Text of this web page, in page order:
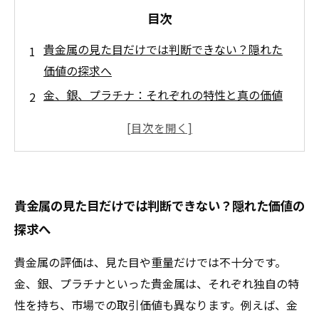
目次
貴金属の見た目だけでは判断できない？隠れた
価値の探求へ
金、銀、プラチナ：それぞれの特性と真の価値
市場の変動に隠された貴金属の価値を理解しよ
貴金属を売る際に知っておきたい評価ポイント
隠れた価値を見抜く力を身につけよう！賢い投
資家になるために
貴金属の見た目だけでは判断できない？隠れた価値の
探求へ
貴金属の評価は、見た目や重量だけでは不十分です。
金、銀、プラチナといった貴金属は、それぞれ独自の特
性を持ち、市場での取引価値も異なります。例えば、金